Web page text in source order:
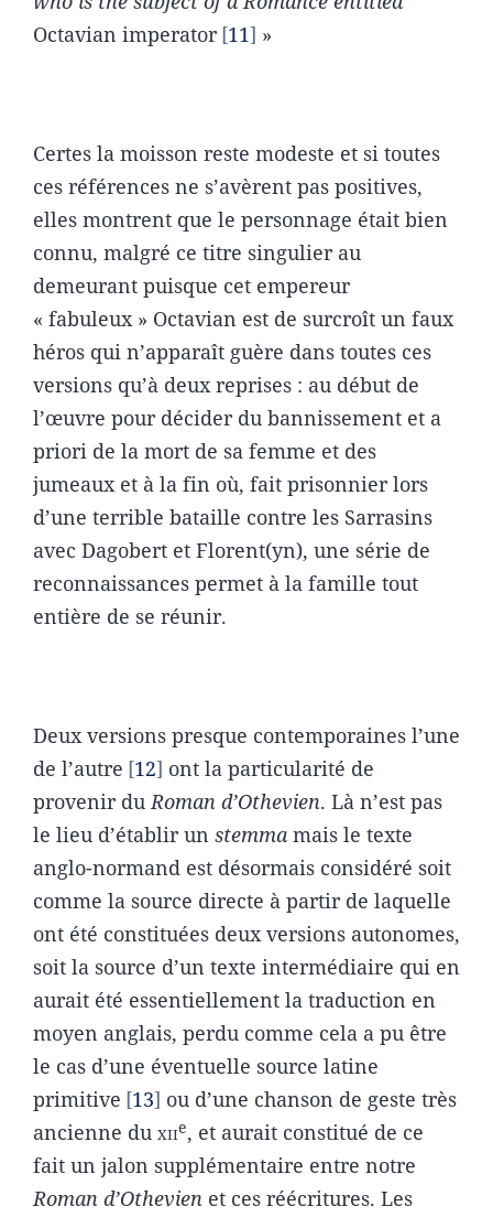
Octavian imperator 11 »
Certes la moisson reste modeste et si toutes
ces références ne s’avèrent pas positives,
elles montrent que le personnage était bien
connu, malgré ce titre singulier au
demeurant puisque cet empereur
« fabuleux » Octavian est de surcroît un faux
héros qui n’apparaît guère dans toutes ces
versions qu’à deux reprises : au début de
l’œuvre pour décider du bannissement et a
priori de la mort de sa femme et des
jumeaux et à la fin où, fait prisonnier lors
d’une terrible bataille contre les Sarrasins
avec Dagobert et Florent(yn), une série de
reconnaissances permet à la famille tout
entière de se réunir.
Deux versions presque contemporaines l’une
de l’autre 12 ont la particularité de
provenir duRoman d’Othevien. Là n’est pas
le lieu d’établir un stemmamais le texte
anglo-normand est désormais considéré soit
comme la source directe à partir de laquelle
ont été constituées deux versions autonomes,
soit la source d’un texte intermédiaire qui en
aurait été essentiellement la traduction en
moyen anglais, perdu comme cela a pu être
le cas d’une éventuelle source latine
primitive 13 ou d’une chanson de geste très
ancienne du xiie, et aurait constitué de ce
fait un jalon supplémentaire entre notre
Roman d’Othevien et ces réécritures. Les